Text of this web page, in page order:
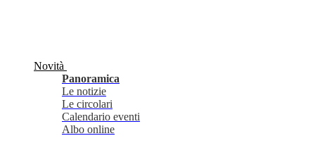
Novità
Panoramica
Le notizie
Le circolari
Calendario eventi
Albo online